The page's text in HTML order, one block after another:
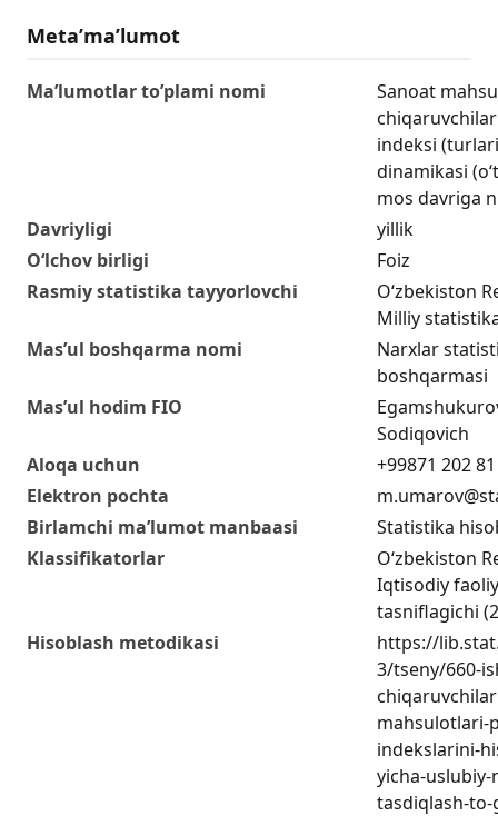
Metaʼmaʼlumot
Ma’lumotlar to’plami nomi
Sanoat
indeksi
dinamikasi
mos davriga
Davriyligi
yillik
O‘lchov birligi
Foiz
Rasmiy statistika tayyorlovchi
O‘zbekiston
Milliy
Mas’ul boshqarma nomi
Narxlar
boshqarmasi
Mas’ul hodim FIO
Sodiqovich
Aloqa uchun
+99871 202
Elektron pochta
Birlamchi ma’lumot manbaasi
Statistika
Klassifikatorlar
O‘zbekiston
Iqtisodiy
tasniflagichi
Hisoblash metodikasi
https://
3/tseny/660-
mahsulotlari-
indekslarini-
yicha-
tasdiqlash-to-